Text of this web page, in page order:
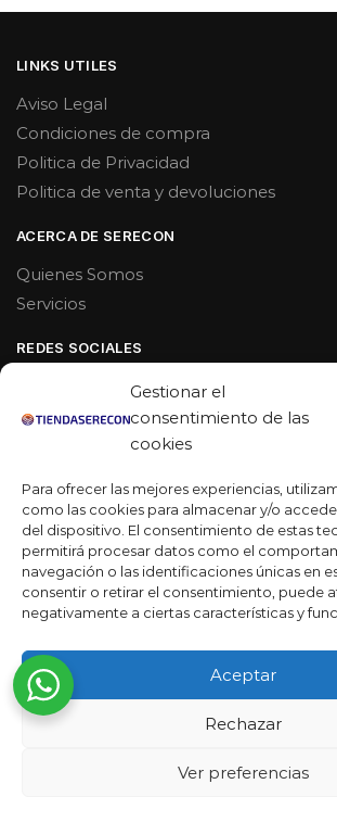
Gestionar el
consentimiento de las
cookies
Para ofrecer las mejores experiencias,
como las cookies para almacenar y/o
del dispositivo. El consentimiento de estas
permitirá procesar datos como el
navegación o las identificaciones únicas en
consentir o retirar el consentimiento, puede
negativamente a ciertas características y
Aceptar
Rechazar
Ver preferencias
LINKS UTILES
Aviso Legal
Condiciones de compra
Politica de Privacidad
Politica de venta y devoluciones
ACERCA DE SERECON
Quienes Somos
Servicios
REDES SOCIALES
Linkedin
MAS DE 50 RESEÑAS
★★★★★
La verdad es que fue una compra muy
día. ¡Estoy muy satisfecha con la atención
servicio!
Desarrollado por